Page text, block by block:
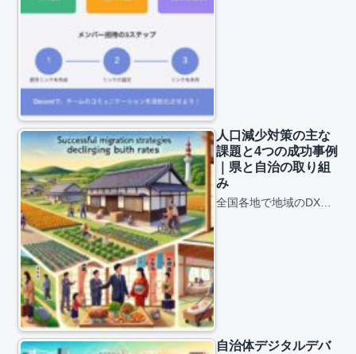
人口減少対策の主な
課題と4つの成功事例
｜県と自治の取り組
み
全国各地で地域のDX…
自治体デジタルデバ